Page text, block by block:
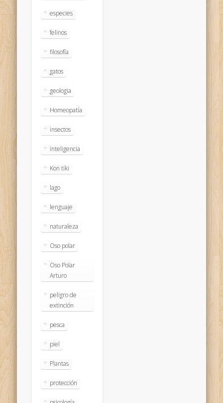
especies
felinos
filosofía
gatos
geologia
Homeopatía
insectos
inteligencia
Kon tiki
lago
lenguaje
naturaleza
Oso polar
Oso Polar
Arturo
peligro de
extinción
pesca
piel
Plantas
protección